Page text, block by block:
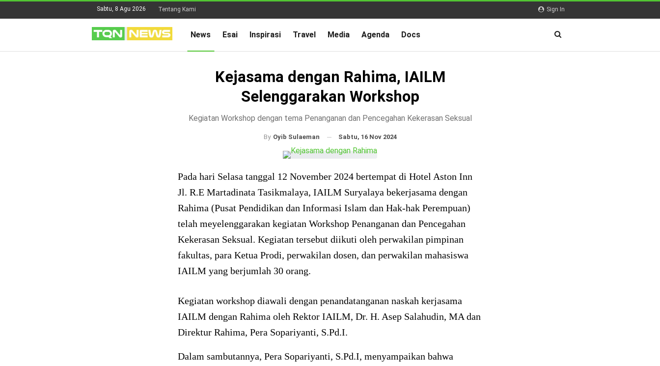
Sign In
Sabtu, 8 Agu 2026 Tentang Kami
News Esai Inspirasi Travel Media Agenda Docs
Kejasama dengan Rahima, IAILM
Selenggarakan Workshop
Kegiatan Workshop dengan tema Penanganan dan Pencegahan Kekerasan Seksual
By Oyib Sulaeman Sabtu, 16 Nov 2024
Pada hari Selasa tanggal 12 November 2024 bertempat di Hotel Aston Inn
Jl. R.E Martadinata Tasikmalaya, IAILM Suryalaya bekerjasama dengan
Rahima (Pusat Pendidikan dan Informasi Islam dan Hak-hak Perempuan)
telah meyelenggarakan kegiatan Workshop Penanganan dan Pencegahan
Kekerasan Seksual. Kegiatan tersebut diikuti oleh perwakilan pimpinan
fakultas, para Ketua Prodi, perwakilan dosen, dan perwakilan mahasiswa
IAILM yang berjumlah 30 orang.
Kegiatan workshop diawali dengan penandatanganan naskah kerjasama
IAILM dengan Rahima oleh Rektor IAILM, Dr. H. Asep Salahudin, MA dan
Direktur Rahima, Pera Sopariyanti, S.Pd.I.
Dalam sambutannya, Pera Sopariyanti, S.Pd.I, menyampaikan bahwa